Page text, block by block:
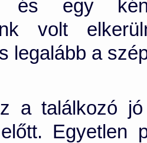
és egy
volt
legalább a
a találkozó
Egyetlen